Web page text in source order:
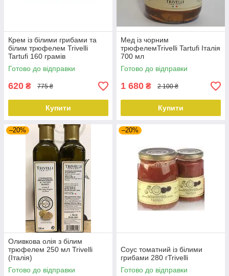
Крем із білими грибами та
білим трюфелем Trivelli
Tartufi 160 грамів
Готово до відправки
620 ₴ 775 ₴
Купити
Мед із чорним
трюфелемTrivelli Tartufi Італія
700 мл
Готово до відправки
1 680 ₴ 2 100 ₴
Купити
–20%
Оливкова олія з білим
трюфелем 250 мл Trivelli
(Італія)
Готово до відправки
–20%
Соус томатний із білими
грибами 280 гTrivelli
Готово до відправки